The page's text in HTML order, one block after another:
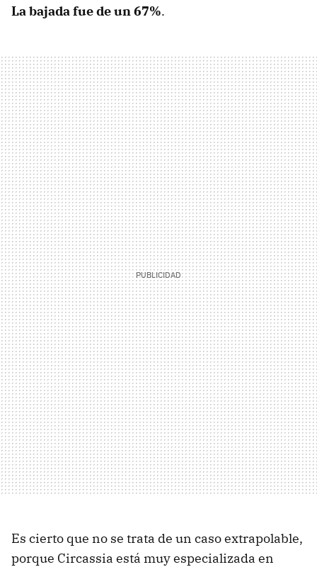
La bajada fue de un 67%.
Es cierto que no se trata de un caso extrapolable,
porque Circassia está muy especializada en